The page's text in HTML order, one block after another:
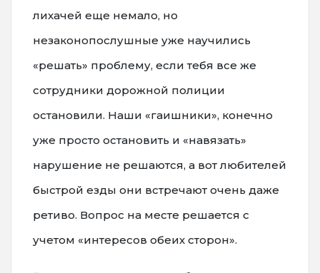
лихачей еще немало, но
незаконопослушные уже научились
«решать» проблему, если тебя все же
сотрудники дорожной полиции
остановили. Наши «гаишники», конечно
уже просто остановить и «навязать»
нарушение не решаются, а вот любителей
быстрой езды они встречают очень даже
ретиво. Вопрос на месте решается с
учетом «интересов обеих сторон».